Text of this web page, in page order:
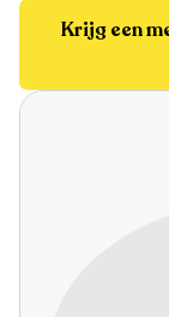
Krijg een